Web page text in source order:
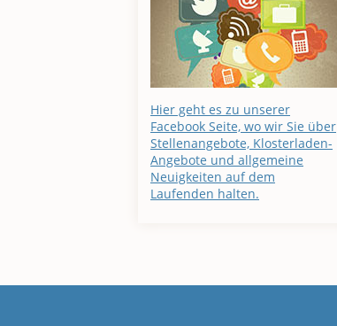
Hier geht es zu unserer
Facebook Seite, wo wir Sie über
Stellenangebote, Klosterladen-
Angebote und allgemeine
Neuigkeiten auf dem
Laufenden halten.